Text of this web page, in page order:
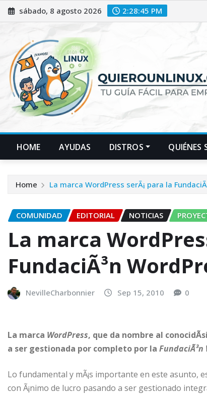
Skip
to
sábado, 8 agosto 2026 2:28:46 PM
HOME AYUDAS DISTROS QUIÉNES
Home La marca WordPress serÃ¡ para la
COMUNIDAD EDITORIAL NOTICIAS
La marca
FundaciÃ³n
NevilleCharbonnier Sep 15, 2010 0
La marca WordPress, que da nombre al
a ser gestionada por completo por la FundaciÃ³n
Lo fundamental y mÃ¡s importante en este asunto,
con Ã¡nimo de lucro pasando a ser gestionado